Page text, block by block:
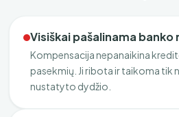
Visiškai pašalinama banko
Kompensacija nepanaikina
pasekmių. Ji ribota ir taikoma tik
nustatyto dydžio.